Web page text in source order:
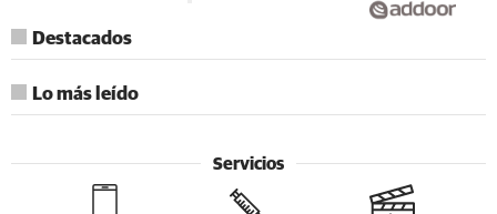
Destacados
Lo más leído
Servicios